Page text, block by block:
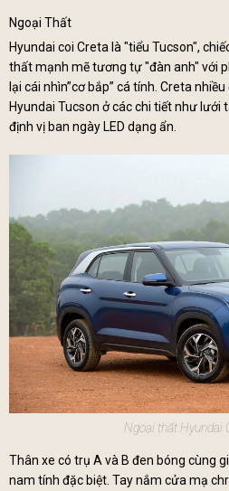
Ngoại Thất
Hyundai coi Creta là "tiểu Tucson",
thất mạnh mẽ tương tự "đàn anh" với
lại cái nhìn”cơ bắp” cá tính. Creta
Hyundai Tucson ở các chi tiết như lưới
định vị ban ngày LED dạng ẩn.
Ngoại thất Hyundai
Thân xe có trụ A và B đen bóng cùng
nam tính đặc biệt. Tay nắm cửa mạ